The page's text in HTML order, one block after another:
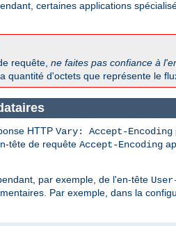
certaines applications
requête, ne faites pas confiance à
quantité d'octets que représente le
HTTP Vary: Accept-Encoding
tête de requête Accept-Encoding
par exemple, de l'en-tête
Par exemple, dans la